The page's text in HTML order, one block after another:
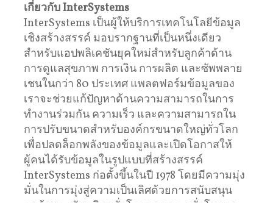
เกี่ยวกับInterSystems
InterSystems เป็นผู้ให้บริการเทคโนโลยีข้อมูล
เชิงสร้างสรรค์ มอบรากฐานที่เป็นหนึ่งเดียว
สำหรับแอปพลิเคชันยุคใหม่สำหรับลูกค้าด้าน
การดูแลสุขภาพ การเงิน การผลิต และซัพพลาย
เชนในกว่า 80 ประเทศ แพลตฟอร์มข้อมูลของ
เราจะช่วยแก้ปัญหาด้านความสามารถในการ
ทำงานร่วมกัน ความเร็ว และความสามารถใน
การปรับขนาดสำหรับองค์กรขนาดใหญ่ทั่วโลก
เพื่อปลดล็อกพลังของข้อมูลและเปิดโอกาสให้
ผู้คนได้รับข้อมูลในรูปแบบที่สร้างสรรค์
InterSystems ก่อตั้งขึ้นในปี 1978 โดยมีความมุ่ง
มั่นในการมุ่งสู่ความเป็นเลิศด้วยการสนับสนุน